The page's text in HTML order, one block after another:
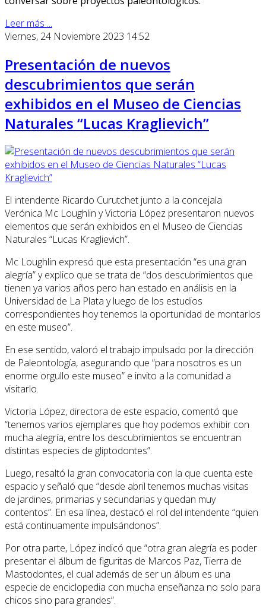
Leer más ...
Viernes, 24 Noviembre 2023 14:52
Presentación de nuevos
descubrimientos que serán
exhibidos en el Museo de Ciencias
Naturales “Lucas Kraglievich”
El intendente Ricardo Curutchet junto a la concejala
Verónica Mc Loughlin y Victoria López presentaron nuevos
elementos que serán exhibidos en el Museo de Ciencias
Naturales “Lucas Kraglievich”.
Mc Loughlin expresó que esta presentación “es una gran
alegría” y explico que se trata de “dos descubrimientos que
tienen ya varios años pero han estado en análisis en la
Universidad de La Plata y luego de los estudios
correspondientes hoy tenemos la oportunidad de montarlos
en este museo”.
En ese sentido, valoró el trabajo impulsado por la dirección
de Paleontología, asegurando que “para nosotros es un
enorme orgullo este museo” e invito a la comunidad a
visitarlo.
Victoria López, directora de este espacio, comentó que
“tenemos varios ejemplares que hoy podemos exhibir con
mucha alegría, entre los descubrimientos se encuentran
distintas especies de gliptodontes”.
Luego, resaltó la gran convocatoria con la que cuenta este
espacio y señaló que “desde abril tenemos muchas visitas
de jardines, primarias y secundarias y quedan muy
contentos”. En esa línea, destacó el rol del intendente “quien
está continuamente impulsándonos”.
Por otra parte, López indicó que “otra gran alegría es poder
presentar el álbum de figuritas de Marcos Paz, Tierra de
Mastodontes, el cual además de ser un álbum es una
especie de enciclopedia con mucha enseñanza no solo para
chicos sino para grandes”.